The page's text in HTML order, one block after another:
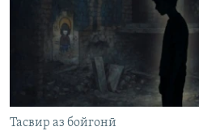
Тасвир аз бойгонӣ